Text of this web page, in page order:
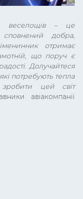
веселощів – це
добра,
отримає
що поруч є
Долучайтеся
потребують тепла
цей світ
авіакомпанії